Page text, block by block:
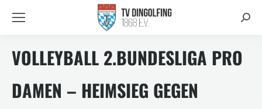
VOLLEYBALL 2.BUNDESLIGA PRO
DAMEN – HEIMSIEG GEGEN